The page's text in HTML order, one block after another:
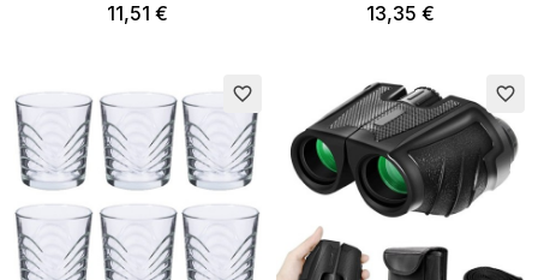
11,51 € 13,35 €
favorite_border favorite_border